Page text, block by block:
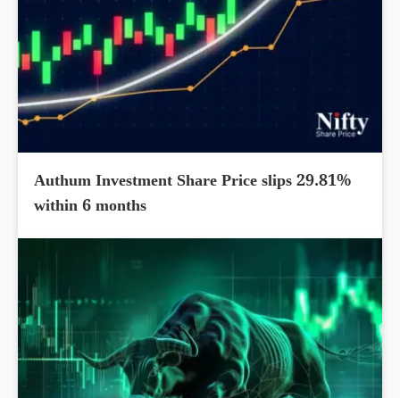
Authum Investment Share Price slips 29.81%
within 6 months